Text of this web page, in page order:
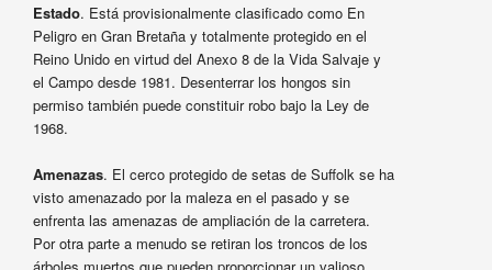
Estado. Está provisionalmente clasificado como En
Peligro en Gran Bretaña y totalmente protegido en el
Reino Unido en virtud del Anexo 8 de la Vida Salvaje y
el Campo desde 1981. Desenterrar los hongos sin
permiso también puede constituir robo bajo la Ley de
1968.
Amenazas. El cerco protegido de setas de Suffolk se ha
visto amenazado por la maleza en el pasado y se
enfrenta las amenazas de ampliación de la carretera.
Por otra parte a menudo se retiran los troncos de los